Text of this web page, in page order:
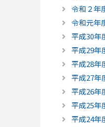
令和２
令和元
平成30
平成29年
平成28年
平成27年
平成26年
平成25年
平成24年